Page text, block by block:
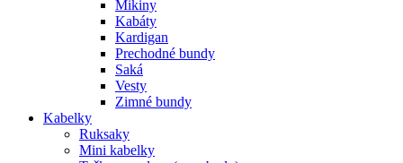
Mikiny
Kabáty
Kardigan
Prechodné bundy
Saká
Vesty
Zimné bundy
Kabelky
Ruksaky
Mini kabelky